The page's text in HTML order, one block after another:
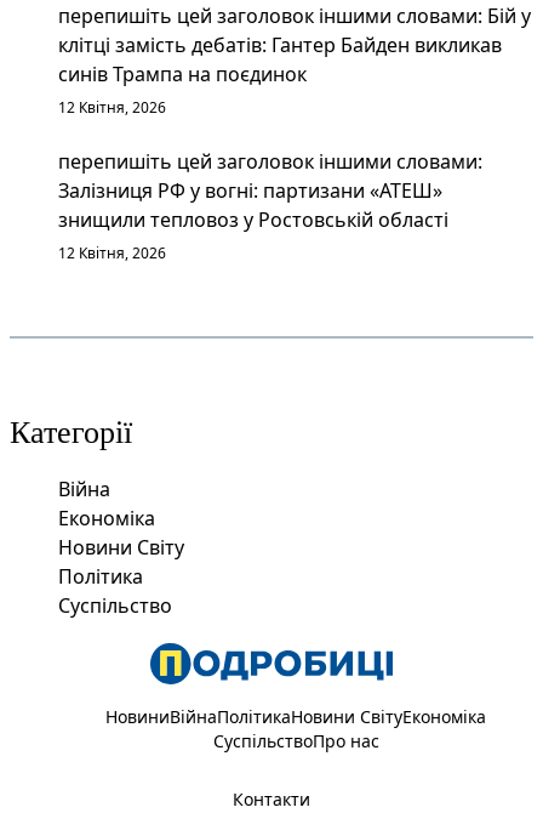
перепишіть цей заголовок іншими словами: Бій у
клітці замість дебатів: Гантер Байден викликав
синів Трампа на поєдинок
12 Квітня, 2026
перепишіть цей заголовок іншими словами:
Залізниця РФ у вогні: партизани «АТЕШ»
знищили тепловоз у Ростовській області
12 Квітня, 2026
Категорії
Війна
Економіка
Новини Світу
Політика
Суспільство
НовиниВійнаПолітикаНовини СвітуЕкономіка
СуспільствоПро нас
Контакти